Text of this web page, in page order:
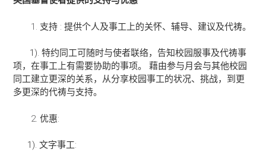
支持 : 提供个人及事工上的关怀、辅导、建议及代祷。
1). 特约同工可随时与使者联络，告知校园服事及代祷事
项，在事工上有需要协助的事项。 藉由参与月会与其他校园
同工建立更深的关系，从分享校园事工的状况、挑战，到更
多更深的代祷与支持。
优惠:
1). 文字事工: